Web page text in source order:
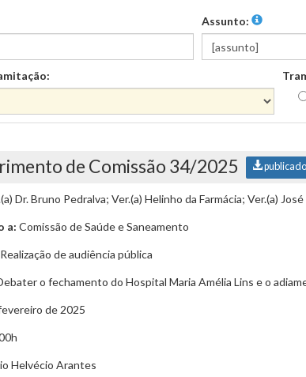
Assunto:
de Comissão 34/2025
Dr. Bruno Pedralva; Ver.(a) Helinho da Farmácia; Ver.(a)
a: Comissão de Saúde e Saneamento
Realização de audiência pública
o fechamento do Hospital Maria Amélia Lins e o
de 2025
Helvécio Arantes